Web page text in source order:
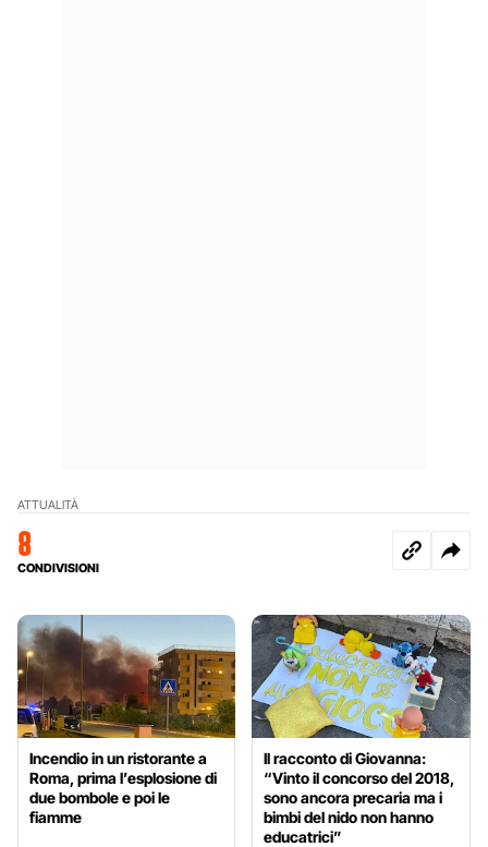
ATTUALITÀ
8
CONDIVISIONI
Incendio in un ristorante a
Roma, prima l’esplosione di
due bombole e poi le
fiamme
Il racconto di Giovanna:
“Vinto il concorso del 2018,
sono ancora precaria ma i
bimbi del nido non hanno
educatrici”